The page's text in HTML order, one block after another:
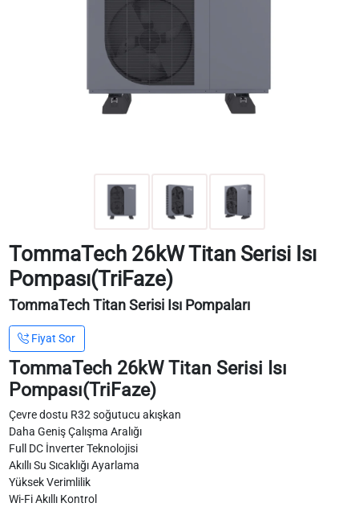
TommaTech 26kW Titan Serisi Isı
Pompası(TriFaze)
TommaTech Titan Serisi Isı Pompaları
Fiyat Sor
TommaTech 26kW Titan Serisi Isı
Pompası(TriFaze)
Çevre dostu R32 soğutucu akışkan
Daha Geniş Çalışma Aralığı
Full DC İnverter Teknolojisi
Akıllı Su Sıcaklığı Ayarlama
Yüksek Verimlilik
Wi-Fi Akıllı Kontrol